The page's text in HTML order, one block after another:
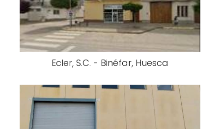
Ecler, S.C. - Binéfar, Huesca